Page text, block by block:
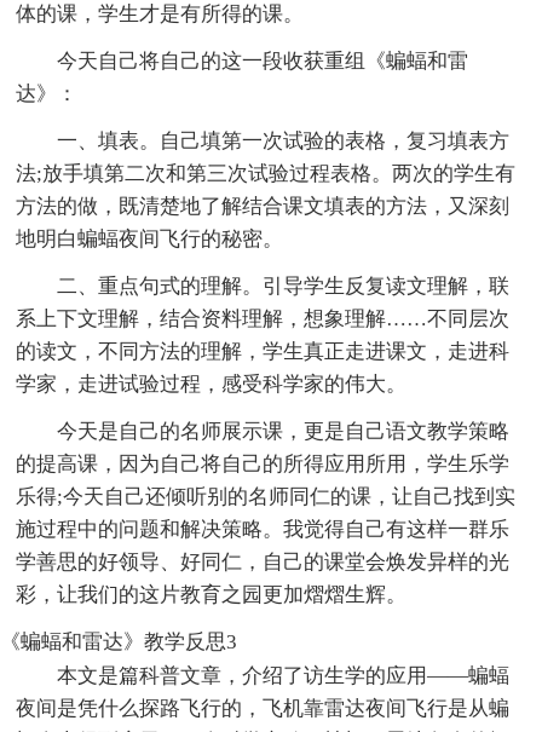
体的课，学生才是有所得的课。
今天自己将自己的这一段收获重组《蝙蝠和雷
达》：
一、填表。自己填第一次试验的表格，复习填表方
法;放手填第二次和第三次试验过程表格。两次的学生有
方法的做，既清楚地了解结合课文填表的方法，又深刻
地明白蝙蝠夜间飞行的秘密。
二、重点句式的理解。引导学生反复读文理解，联
系上下文理解，结合资料理解，想象理解……不同层次
的读文，不同方法的理解，学生真正走进课文，走进科
学家，走进试验过程，感受科学家的伟大。
今天是自己的名师展示课，更是自己语文教学策略
的提高课，因为自己将自己的所得应用所用，学生乐学
乐得;今天自己还倾听别的名师同仁的课，让自己找到实
施过程中的问题和解决策略。我觉得自己有这样一群乐
学善思的好领导、好同仁，自己的课堂会焕发异样的光
彩，让我们的这片教育之园更加熠熠生辉。
《蝙蝠和雷达》教学反思3
本文是篇科普文章，介绍了访生学的应用——蝙蝠
夜间是凭什么探路飞行的，飞机靠雷达夜间飞行是从蝙